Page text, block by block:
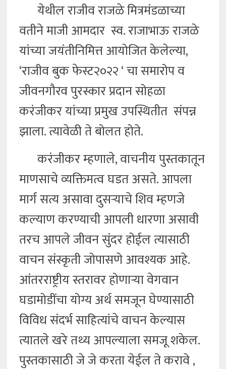
येथील राजीव राजळे मित्रमंडळाच्या
वतीने माजी आमदार स्व. राजाभाऊ राजळे
यांच्या जयंतीनिमित्त आयोजित केलेल्या,
‘राजीव बुक फेस्ट२०२२ ‘ चा समारोप व
जीवनगौरव पुरस्कार प्रदान सोहळा
करंजीकर यांच्या प्रमुख उपस्थितीत संपन्न
झाला. त्यावेळी ते बोलत होते.
करंजीकर म्हणाले, वाचनीय पुस्तकातून
माणसाचे व्यक्तिमत्व घडत असते. आपला
मार्ग सत्य असावा दुसऱ्याचे शिव म्हणजे
कल्याण करण्याची आपली धारणा असावी
तरच आपले जीवन सुंदर होईल त्यासाठी
वाचन संस्कृती जोपासणे आवश्यक आहे.
आंतरराष्ट्रीय स्तरावर होणाऱ्या वेगवान
घडामोडींचा योग्य अर्थ समजून घेण्यासाठी
विविध संदर्भ साहित्यांचे वाचन केल्यास
त्यातले खरे तथ्य आपल्याला समजू शकेल.
पुस्तकासाठी जे जे करता येईल ते करावे ,